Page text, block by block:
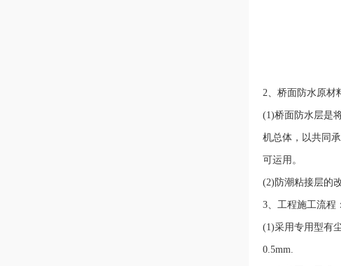
2、桥面防水原材
(1)桥面防水层是
机总体，以共同
可运用。
(2)防潮粘接层的
3、工程施工流程：
(1)采用专用型有
0.5mm.